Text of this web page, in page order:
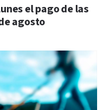
el pago de las
agosto